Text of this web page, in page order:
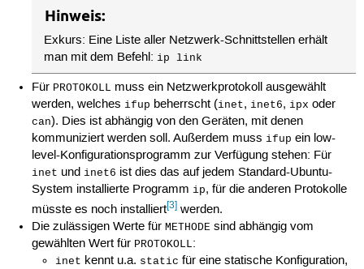
Hinweis:
Exkurs: Eine Liste aller Netzwerk-Schnittstellen erhält
man mit dem Befehl: ip link
Für PROTOKOLL muss ein Netzwerkprotokoll ausgewählt
werden, welches ifup beherrscht (inet, inet6, ipx oder
can). Dies ist abhängig von den Geräten, mit denen
kommuniziert werden soll. Außerdem muss ifup ein low-
level-Konfigurationsprogramm zur Verfügung stehen: Für
inet und inet6 ist dies das auf jedem Standard-Ubuntu-
System installierte Programm ip, für die anderen Protokolle
müsste es noch installiert[3] werden.
Die zulässigen Werte fürMETHODE sind abhängig vom
gewählten Wert für PROTOKOLL:
inet kennt u.a. static für eine statische Konfiguration,